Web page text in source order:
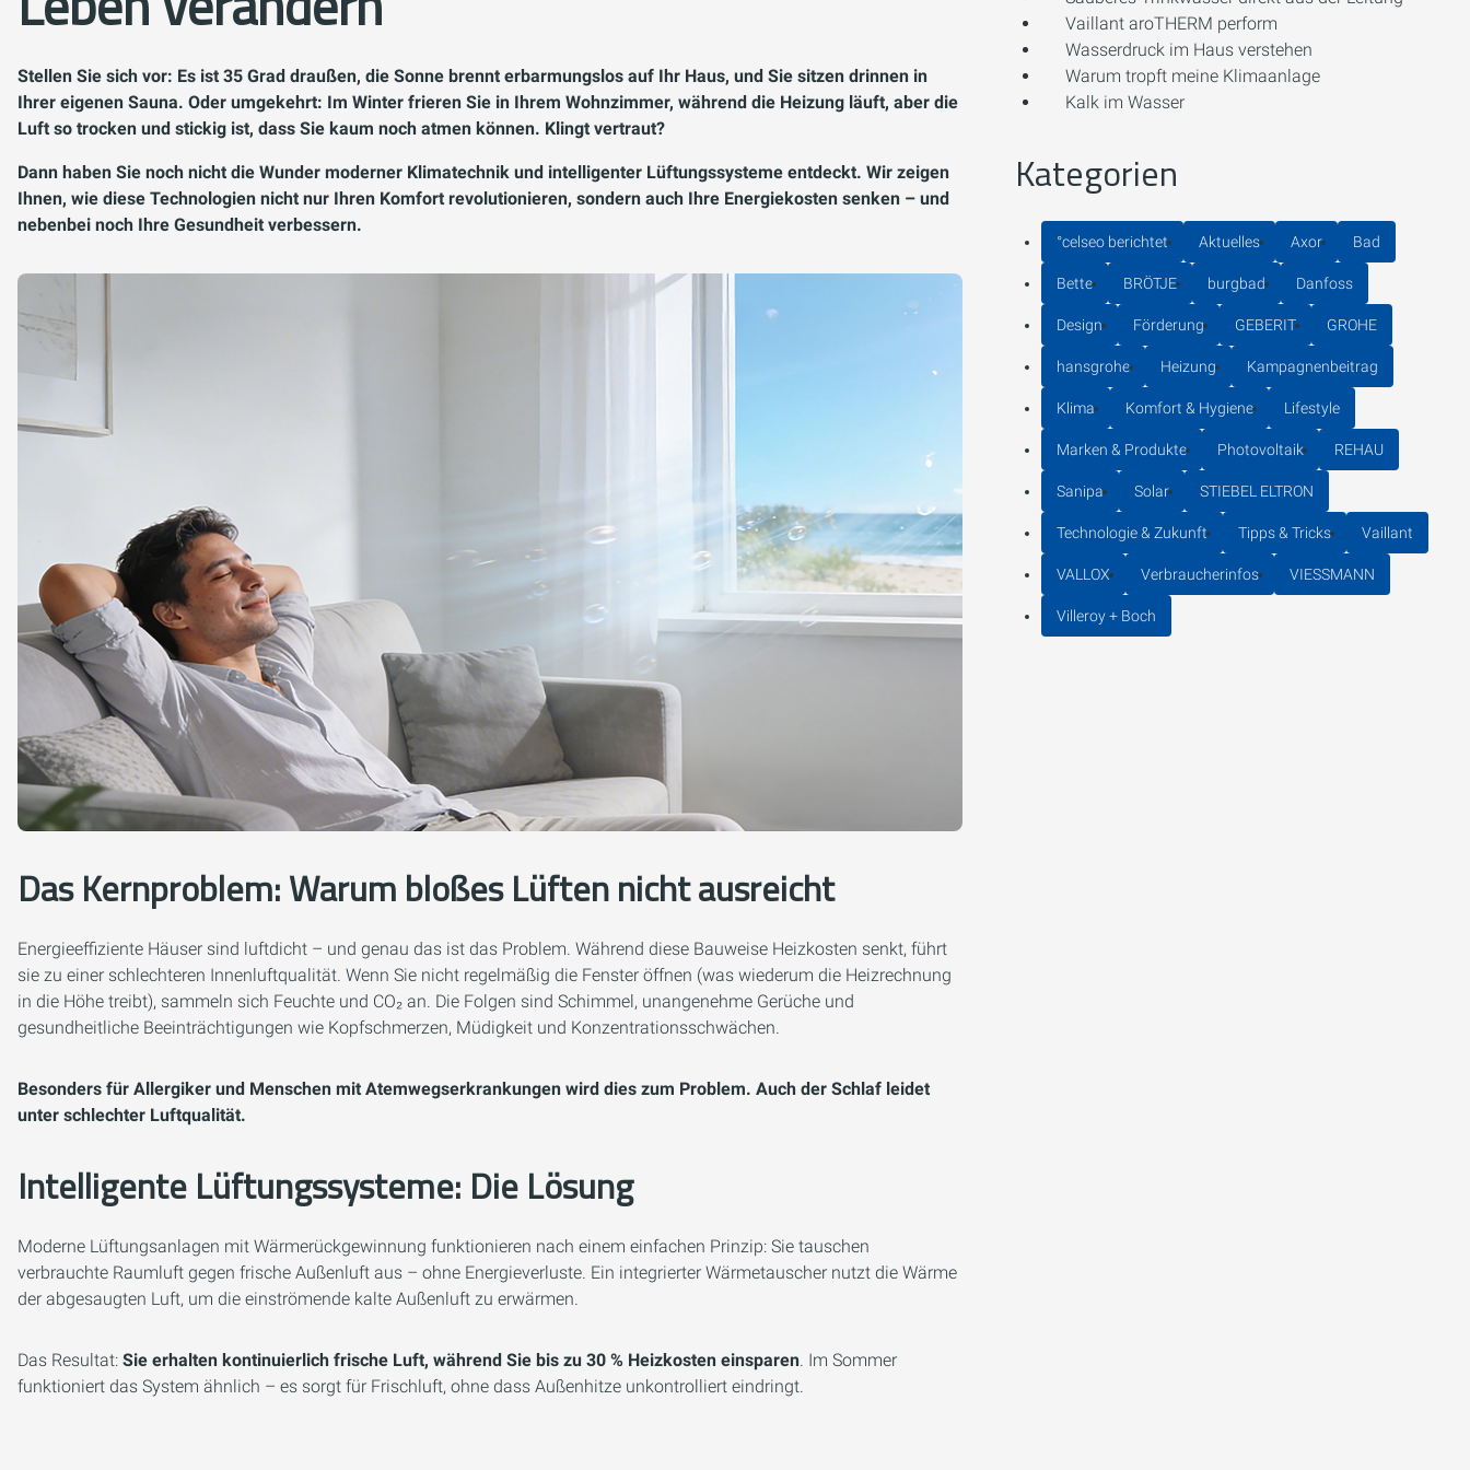
Stellen Sie sich vor: Es ist 35 Grad draußen, die Sonne brennt erbarmungslos auf Ihr Haus, und Sie sitzen drinnen in
Ihrer eigenen Sauna. Oder umgekehrt: Im Winter frieren Sie in Ihrem Wohnzimmer, während die Heizung läuft, aber die
Luft so trocken und stickig ist, dass Sie kaum noch atmen können. Klingt vertraut?
Dann haben Sie noch nicht die Wunder moderner Klimatechnik und intelligenter Lüftungssysteme entdeckt. Wir zeigen
Ihnen, wie diese Technologien nicht nur Ihren Komfort revolutionieren, sondern auch Ihre Energiekosten senken – und
nebenbei noch Ihre Gesundheit verbessern.
Das Kernproblem: Warum bloßes Lüften nicht ausreicht
Energieeffiziente Häuser sind luftdicht – und genau das ist das Problem. Während diese Bauweise Heizkosten senkt, führt
sie zu einer schlechteren Innenluftqualität. Wenn Sie nicht regelmäßig die Fenster öffnen (was wiederum die Heizrechnung
in die Höhe treibt), sammeln sich Feuchte und CO₂ an. Die Folgen sind Schimmel, unangenehme Gerüche und
gesundheitliche Beeinträchtigungen wie Kopfschmerzen, Müdigkeit und Konzentrationsschwächen.
Besonders für Allergiker und Menschen mit Atemwegserkrankungen wird dies zum Problem. Auch der Schlaf leidet
unter schlechter Luftqualität.
Intelligente Lüftungssysteme: Die Lösung
Moderne Lüftungsanlagen mit Wärmerückgewinnung funktionieren nach einem einfachen Prinzip: Sie tauschen
verbrauchte Raumluft gegen frische Außenluft aus – ohne Energieverluste. Ein integrierter Wärmetauscher nutzt die Wärme
der abgesaugten Luft, um die einströmende kalte Außenluft zu erwärmen.
Das Resultat: Sie erhalten kontinuierlich frische Luft, während Sie bis zu 30 % Heizkosten einsparen. Im Sommer
funktioniert das System ähnlich – es sorgt für Frischluft, ohne dass Außenhitze unkontrolliert eindringt.
Vaillant aroTHERM perform
Wasserdruck im Haus verstehen
Warum tropft meine Klimaanlage
Kalk im Wasser
Kategorien
°celseo berichtet Aktuelles Axor Bad
Bette BRÖTJE burgbad Danfoss
Design Förderung GEBERIT GROHE
hansgrohe Heizung Kampagnenbeitrag
Klima Komfort & Hygiene Lifestyle
Marken & Produkte Photovoltaik REHAU
Sanipa Solar STIEBEL ELTRON
Technologie & Zukunft Tipps & Tricks Vaillant
VALLOX Verbraucherinfos VIESSMANN
Villeroy + Boch